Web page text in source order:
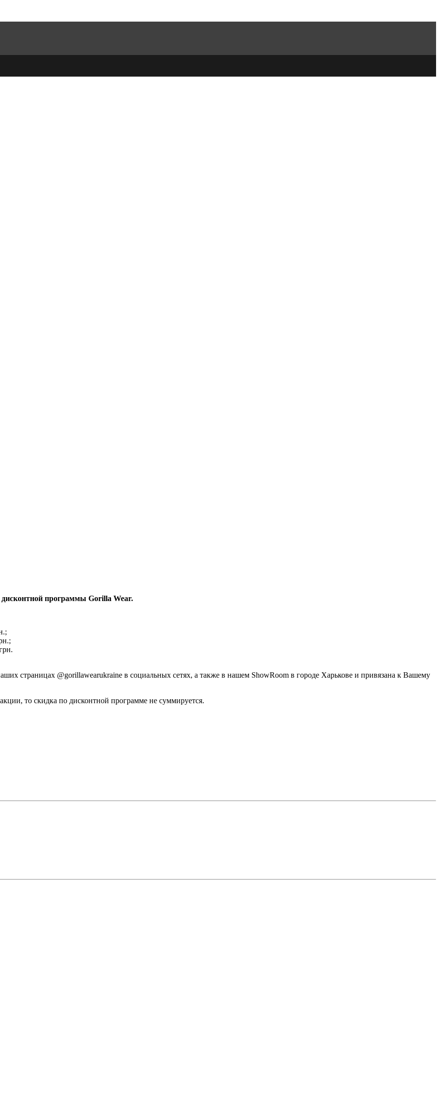
программы Gorilla Wear.
страницах @gorillawearukraine в социальных сетях, а также в нашем ShowRoom в городе Харькове и привязана к Вашему
то скидка по дисконтной программе не суммируется.